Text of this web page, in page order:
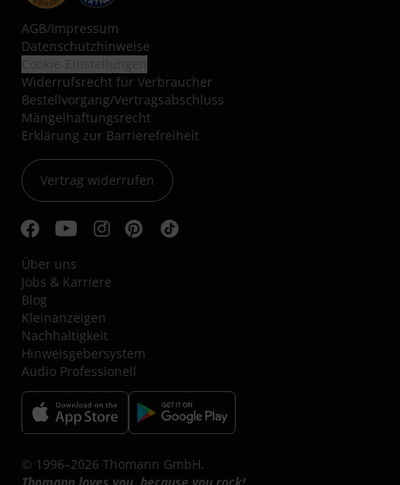
AGB/Impressum
Datenschutzhinweise
Widerrufsrecht für Verbraucher
Bestellvorgang/Vertragsabschluss
Mängelhaftungsrecht
Erklärung zur Barrierefreiheit
Vertrag widerrufen
Über uns
Jobs & Karriere
Blog
Kleinanzeigen
Nachhaltigkeit
Hinweisgebersystem
Audio Professionell
© 1996–2026 Thomann GmbH.